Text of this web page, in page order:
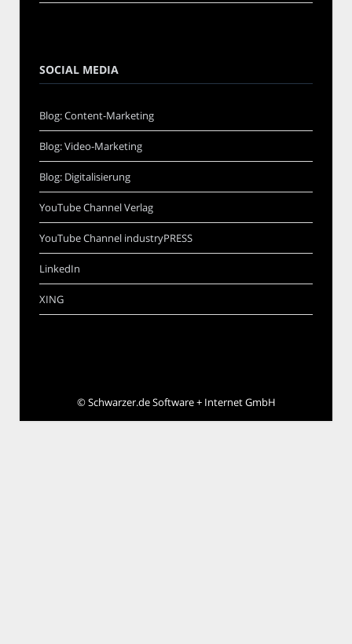
SOCIAL MEDIA
Blog: Content-Marketing
Blog: Video-Marketing
Blog: Digitalisierung
YouTube Channel Verlag
YouTube Channel industryPRESS
LinkedIn
XING
©Schwarzer.de Software + Internet GmbH